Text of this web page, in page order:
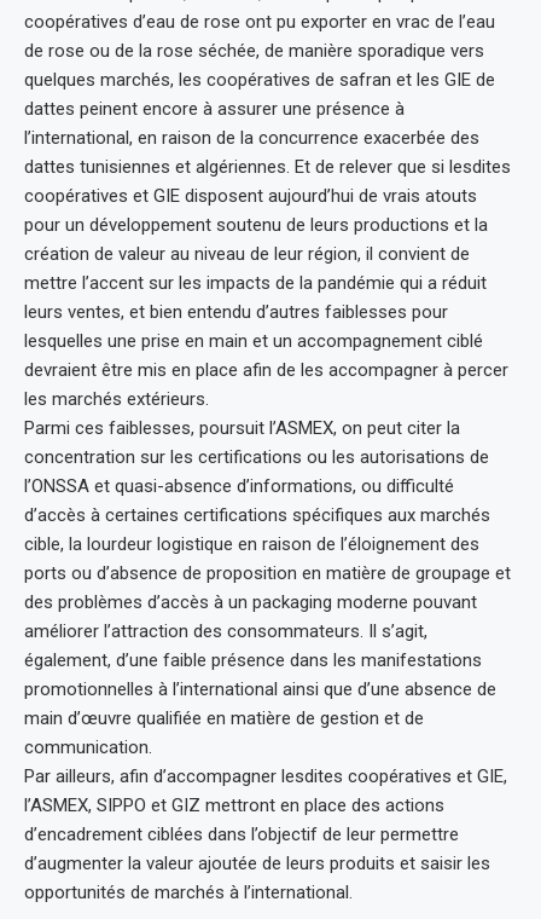
coopératives d’eau de rose ont pu exporter en vrac de l’eau
de rose ou de la rose séchée, de manière sporadique vers
quelques marchés, les coopératives de safran et les GIE de
dattes peinent encore à assurer une présence à
l’international, en raison de la concurrence exacerbée des
dattes tunisiennes et algériennes. Et de relever que si lesdites
coopératives et GIE disposent aujourd’hui de vrais atouts
pour un développement soutenu de leurs productions et la
création de valeur au niveau de leur région, il convient de
mettre l’accent sur les impacts de la pandémie qui a réduit
leurs ventes, et bien entendu d’autres faiblesses pour
lesquelles une prise en main et un accompagnement ciblé
devraient être mis en place afin de les accompagner à percer
les marchés extérieurs.
Parmi ces faiblesses, poursuit l’ASMEX, on peut citer la
concentration sur les certifications ou les autorisations de
l’ONSSA et quasi-absence d’informations, ou difficulté
d’accès à certaines certifications spécifiques aux marchés
cible, la lourdeur logistique en raison de l’éloignement des
ports ou d’absence de proposition en matière de groupage et
des problèmes d’accès à un packaging moderne pouvant
améliorer l’attraction des consommateurs. Il s’agit,
également, d’une faible présence dans les manifestations
promotionnelles à l’international ainsi que d’une absence de
main d’œuvre qualifiée en matière de gestion et de
communication.
Par ailleurs, afin d’accompagner lesdites coopératives et GIE,
l’ASMEX, SIPPO et GIZ mettront en place des actions
d’encadrement ciblées dans l’objectif de leur permettre
d’augmenter la valeur ajoutée de leurs produits et saisir les
opportunités de marchés à l’international.